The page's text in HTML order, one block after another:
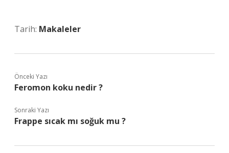
Tarih: Makaleler
Önceki Yazı
Feromon koku nedir ?
Sonraki Yazı
Frappe sıcak mı soğuk mu ?